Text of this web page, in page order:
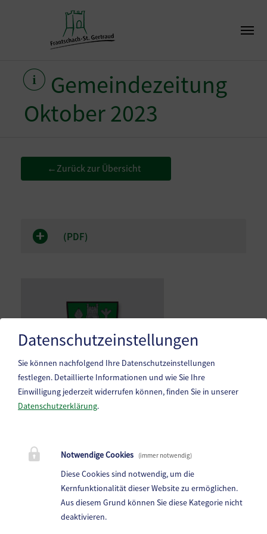
Gemeindezeitung
Oktober 2023
←Zurück zur Übersicht
(PDF)
St. Gertraud 1, 9413 St.Gertraud
Telefon: +43 4352 72 180
E-Mail:frantschach@ktn.gde.at
Datenschutzeinstellungen
Sie können nachfolgend Ihre Datenschutzeinstellungen
festlegen. Detaillierte Informationen und wie Sie Ihre
Einwilligung jederzeit widerrufen können, finden Sie in unserer
Datenschutzerklärung.
Notwendige Cookies (immer notwendig)
Diese Cookies sind notwendig, um die
Kernfunktionalität dieser Website zu ermöglichen.
Aus diesem Grund können Sie diese Kategorie nicht
deaktivieren.